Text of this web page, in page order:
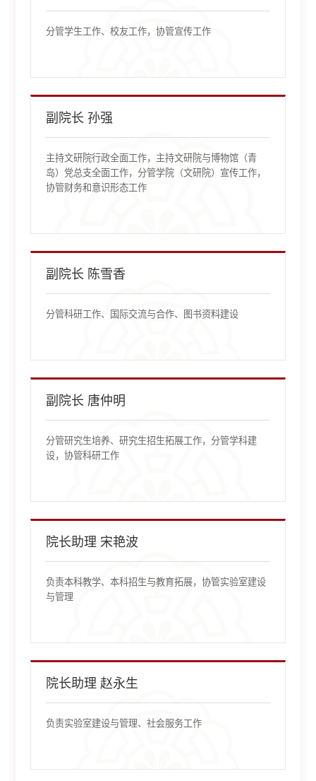
分管学生工作、校友工作，协管宣传工作
副院长 孙强
主持文研院行政全面工作，主持文研院与博物馆（青
岛）党总支全面工作，分管学院（文研院）宣传工作，
协管财务和意识形态工作
副院长 陈雪香
分管科研工作、国际交流与合作、图书资料建设
副院长 唐仲明
分管研究生培养、研究生招生拓展工作，分管学科建
设，协管科研工作
院长助理 宋艳波
负责本科教学、本科招生与教育拓展，协管实验室建设
与管理
院长助理 赵永生
负责实验室建设与管理、社会服务工作